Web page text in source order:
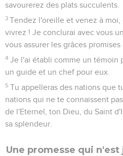
savourerez des plats succulents.
3 Tendez l'oreille et venez à
vivrez ! Je conclurai avec vous
vous assurer les grâces promises
4 Je l'ai établi comme un témoin
un guide et un chef pour eux.
5 Tu appelleras des nations que
nations qui ne te connaissent
de l'Eternel, ton Dieu, du Saint
sa splendeur.
Une promesse qui